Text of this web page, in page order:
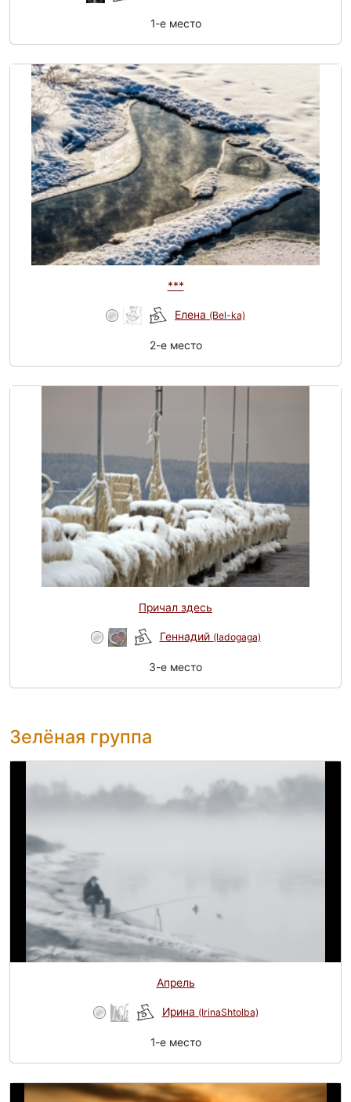
1-e место
***
Елена (Bel-ka)
2-e место
Причал здесь
Геннадий (ladogaga)
3-e место
Зелёная группа
Апрель
Ирина (IrinaShtolba)
1-e место